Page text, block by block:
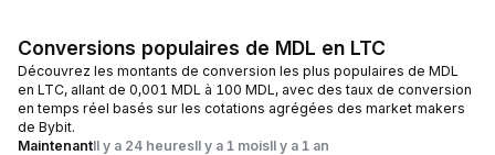
Conversions populaires de MDL en LTC
Découvrez les montants de conversion les plus populaires de MDL
en LTC, allant de 0,001 MDL à 100 MDL, avec des taux de conversion
en temps réel basés sur les cotations agrégées des market makers
de Bybit.
MaintenantIl y a 24 heuresIl y a 1 moisIl y a 1 an